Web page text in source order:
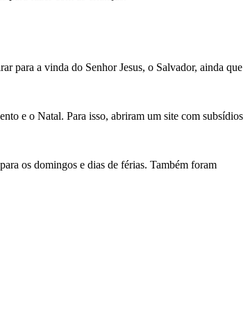
para a vinda do Senhor Jesus, o Salvador, ainda que
e o Natal. Para isso, abriram um site com subsídios
os domingos e dias de férias. Também foram